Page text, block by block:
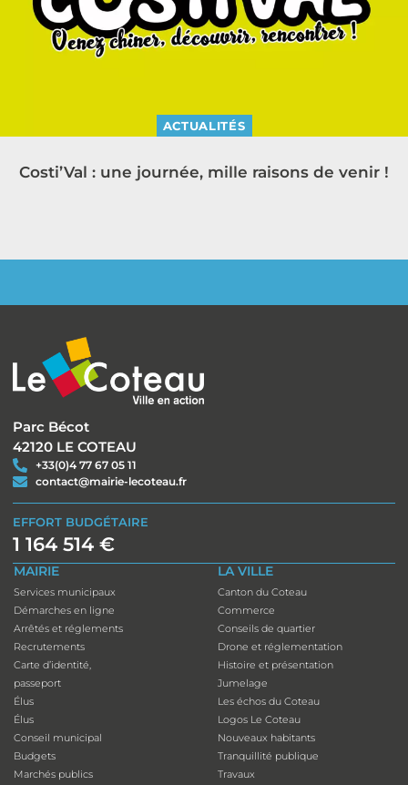
ACTUALITÉS
Costi’Val : une journée, mille raisons de venir !
Parc Bécot
42120 LE COTEAU
+33(0)4 77 67 05 11
contact@mairie-lecoteau.fr
EFFORT BUDGÉTAIRE
1 164 514 €
MAIRIE
Services municipaux
Démarches en ligne
Arrêtés et réglements
Recrutements
Carte d’identité,
passeport
Élus
Élus
Conseil municipal
Budgets
Marchés publics
LA VILLE
Canton du Coteau
Commerce
Conseils de quartier
Drone et réglementation
Histoire et présentation
Jumelage
Les échos du Coteau
Logos Le Coteau
Nouveaux habitants
Tranquillité publique
Travaux